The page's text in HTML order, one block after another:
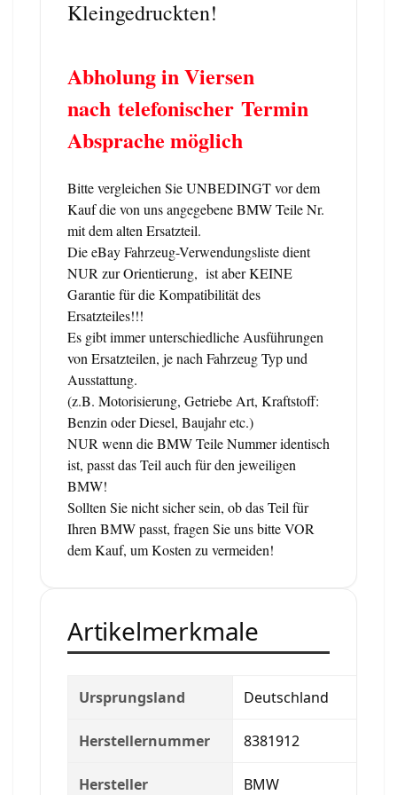
Kleingedruckten!
Abholung in Viersen
nach telefonischer Termin
Absprache möglich
Bitte vergleichen Sie UNBEDINGT vor dem
Kauf die von uns angegebene BMW Teile Nr.
mit dem alten Ersatzteil.
Die eBay Fahrzeug-Verwendungsliste dient
NUR zur Orientierung, ist aber KEINE
Garantie für die Kompatibilität des
Ersatzteiles!!!
Es gibt immer unterschiedliche Ausführungen
von Ersatzteilen, je nach Fahrzeug Typ und
Ausstattung.
(z.B. Motorisierung, Getriebe Art, Kraftstoff:
Benzin oder Diesel, Baujahr etc.)
NUR wenn die BMW Teile Nummer identisch
ist, passt das Teil auch für den jeweiligen
BMW!
Sollten Sie nicht sicher sein, ob das Teil für
Ihren BMW passt, fragen Sie uns bitte VOR
dem Kauf, um Kosten zu vermeiden!
Artikelmerkmale
Ursprungsland Deutschland
Herstellernummer 8381912
Hersteller BMW